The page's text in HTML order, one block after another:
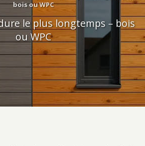
bois ou WPC
le plus longtemps – bois
ou WPC